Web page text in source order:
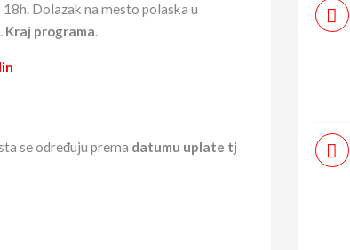
Dolazak na mesto polaska u
Kraj programa.
se određuju prema datumu uplate tj